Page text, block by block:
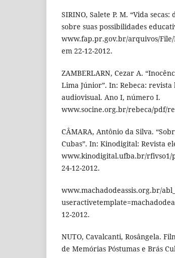
SIRINO, Salete P. M. “Vida
sobre suas possibilidades
www.fap.pr.gov.br/arquivos/
em 22-12-2012.
ZAMBERLARN, Cezar A.
Lima Júnior”. In: Rebeca:
audiovisual. Ano I, número I.
www.socine.org.br/rebeca/pdf/
CÂMARA, Antônio da Silva.
Cubas”. In: Kinodigital: Revista
www.kinodigital.ufba.br/rfivso1/
24-12-2012.
www.machadodeassis.org.br/
12-2012.
NUTO, Cavalcanti, Rosângela.
de Memórias Póstumas e Brás